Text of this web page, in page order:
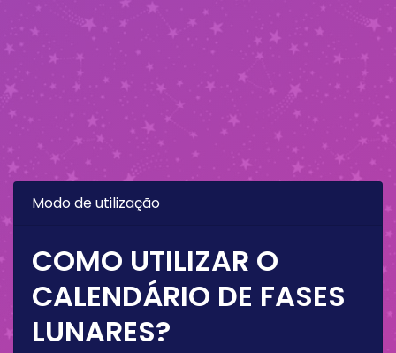
Modo de utilização
COMO UTILIZAR O
CALENDÁRIO DE FASES
LUNARES?